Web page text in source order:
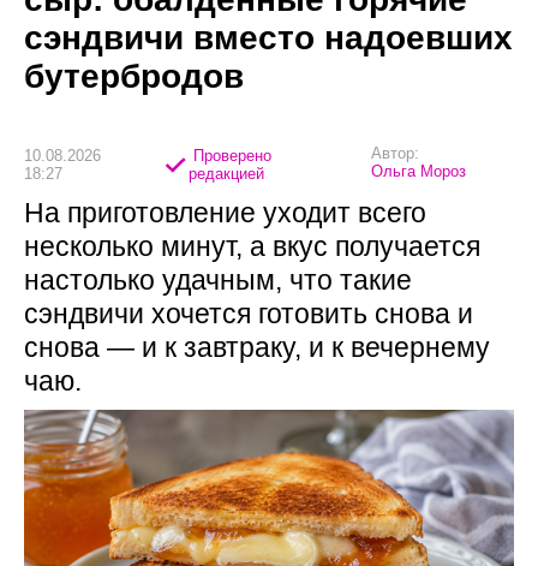
сэндвичи вместо надоевших
бутербродов
10.08.2026
18:27
Проверено
редакцией
Автор:
Ольга Мороз
На приготовление уходит всего
несколько минут, а вкус получается
настолько удачным, что такие
сэндвичи хочется готовить снова и
снова — и к завтраку, и к вечернему
чаю.